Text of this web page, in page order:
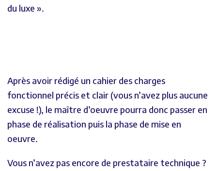
du luxe ».
Après avoir rédigé un cahier des charges
fonctionnel précis et clair (vous n’avez plus aucune
excuse !), le maître d’oeuvre pourra donc passer en
phase de réalisation puis la phase de mise en
oeuvre.
Vous n’avez pas encore de prestataire technique ?